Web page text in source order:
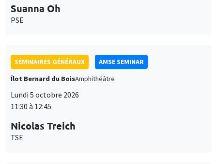
Suanna Oh
PSE
SÉMINAIRES GÉNÉRAUX
AMSE SEMINAR
Îlot Bernard du BoisAmphithéâtre
Lundi 5 octobre 2026
11:30 à 12:45
Nicolas Treich
TSE